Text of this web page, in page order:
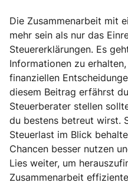
Die Zusammenarbeit mit
mehr sein als nur das
Steuererklärungen. Es
Informationen zu
finanziellen
diesem Beitrag erfährst
Steuerberater stellen
du bestens betreut wirst.
Steuerlast im Blick
Chancen besser nutzen
Lies weiter, um
Zusammenarbeit